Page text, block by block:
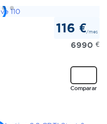
116 €/mes
6990 €
Comparar